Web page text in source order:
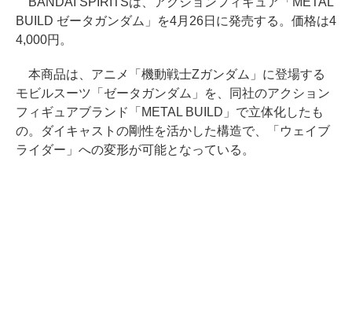
BUILD ゼータガンダム」を4月26日に発売する。価格は4
4,000円。
本商品は、アニメ「機動戦士Zガンダム」に登場する
モビルスーツ「ゼータガンダム」を、同社のアクション
フィギュアブランド「METAL BUILD」で立体化したも
の。ダイキャストの剛性を活かした構造で、「ウェイブ
ライダー」への変形が可能となっている。